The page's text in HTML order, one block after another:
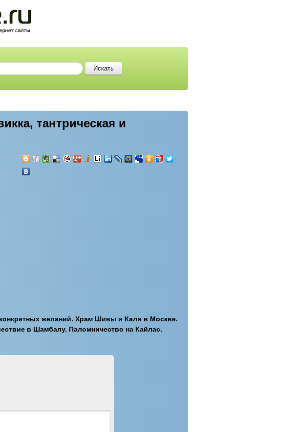
тантрическая и
желаний. Храм Шивы и Кали в Москве.
в Шамбалу. Паломничество на Кайлас.